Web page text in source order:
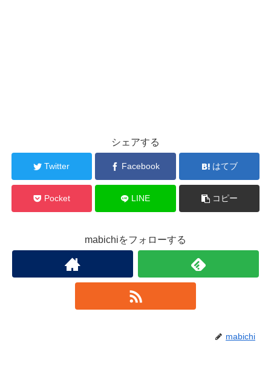
シェアする
Twitter Facebook はてブ
Pocket LINE コピー
mabichiをフォローする
mabichi